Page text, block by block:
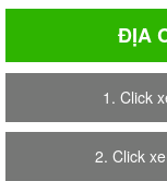
ĐỊA
1. Click
2. Click